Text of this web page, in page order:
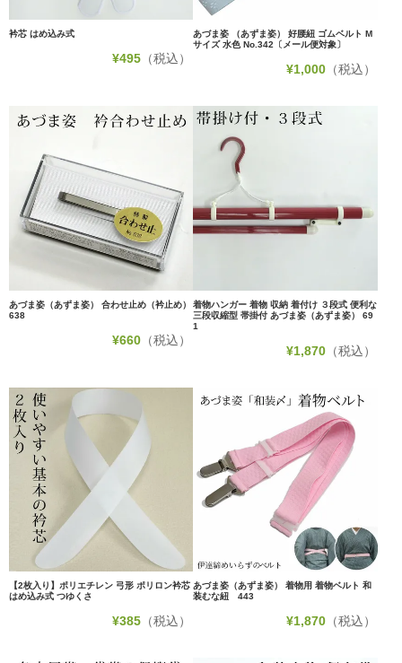
衿芯 はめ込み式
¥495 （税込）
あづま姿 （あずま姿） 好腰紐 ゴムベルト M
サイズ 水色 No.342〔メール便対象〕
¥1,000（税込）
あづま姿（あずま姿） 合わせ止め（衿止め）
638
¥660 （税込）
着物ハンガー 着物 収納 着付け ３段式 便利な
三段収縮型 帯掛付 あづま姿（あずま姿） 69
1
¥1,870（税込）
【2枚入り】ポリエチレン 弓形 ポリロン衿芯
はめ込み式 つゆくさ
¥385 （税込）
あづま姿（あずま姿） 着物用 着物ベルト 和
装むな紐 443
¥1,870（税込）